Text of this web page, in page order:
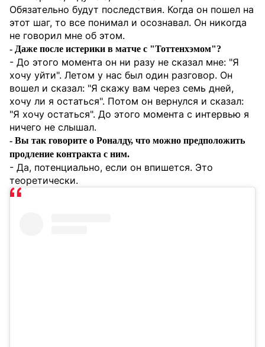
Обязательно будут последствия. Когда он пошел на
этот шаг, то все понимал и осознавал. Он никогда
не говорил мне об этом.
- Даже после истерики в матче с "Тоттенхэмом"?
- До этого момента он ни разу не сказал мне: "Я
хочу уйти". Летом у нас был один разговор. Он
вошел и сказал: "Я скажу вам через семь дней,
хочу ли я остаться". Потом он вернулся и сказал:
"Я хочу остаться". До этого момента с интервью я
ничего не слышал.
- Вы так говорите о Роналду, что можно предположить
продление контракта с ним.
- Да, потенциально, если он впишется. Это
теоретически.